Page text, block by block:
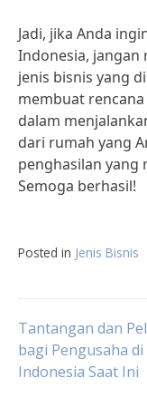
Jadi, jika Anda
Indonesia, jangan
jenis bisnis yang
membuat
dalam
dari rumah yang
penghasilan yang
Semoga berhasil!
Posted in Jenis Bisnis
Post
Tantangan dan
bagi Pengusaha di
Indonesia Saat Ini